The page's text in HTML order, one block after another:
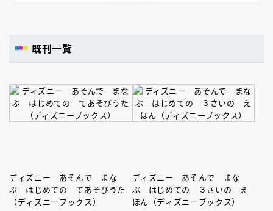
既刊一覧
ディズニー あそんで まな
ぶ はじめての てあそびうた
（ディズニーブックス）
ディズニー あそんで まな
ぶ はじめての ３さいの え
ほん（ディズニーブックス）